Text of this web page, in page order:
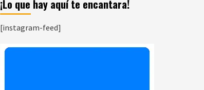
¡Lo que hay aquí te encantara!
[instagram-feed]